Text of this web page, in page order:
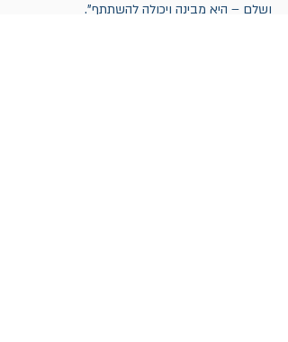
ושלם – היא מבינה ויכולה להשתתף".